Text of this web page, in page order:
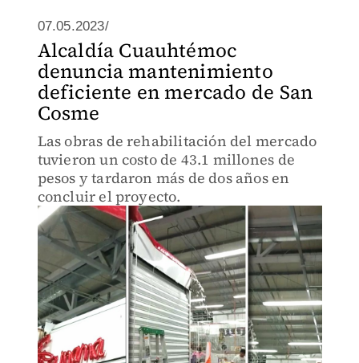
07.05.2023/
Alcaldía Cuauhtémoc
denuncia mantenimiento
deficiente en mercado de San
Cosme
Las obras de rehabilitación del mercado
tuvieron un costo de 43.1 millones de
pesos y tardaron más de dos años en
concluir el proyecto.